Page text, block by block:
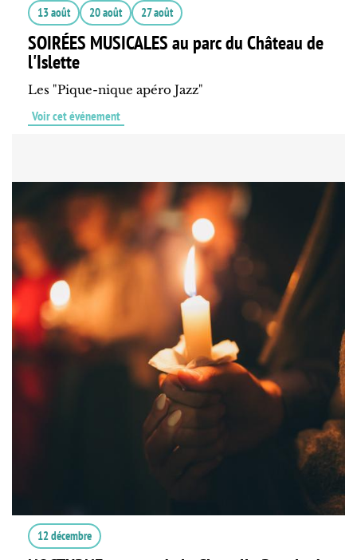
13 août 20 août 27 août
SOIRÉES MUSICALES au parc du Château de
l'Islette
Les "Pique-nique apéro Jazz"
Voir cet événement
12 décembre